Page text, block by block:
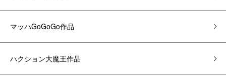
マッハGoGoGo作品
ハクション大魔王作品